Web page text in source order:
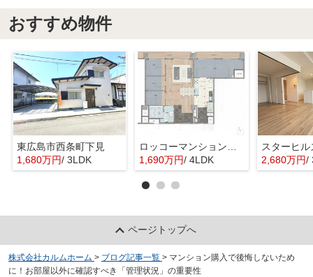
おすすめ物件
東広島市西条町下見
1,680万円/ 3LDK
1,690万円/ 4LDK
スターヒ
2,680万円/
ページトップへ
株式会社カルムホーム > ブログ記事一覧 > マンション購入で後悔しないため
に！お部屋以外に確認すべき「管理状況」の重要性